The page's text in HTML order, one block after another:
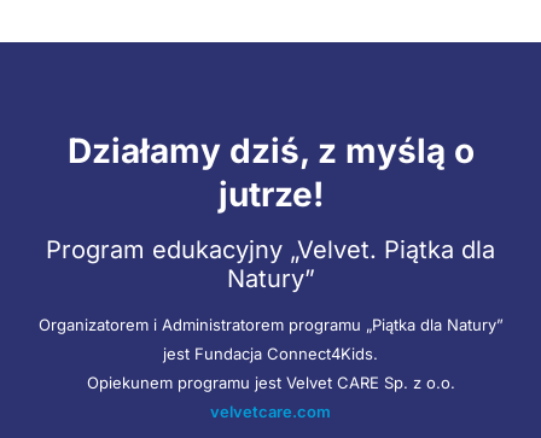
Działamy dziś, z myślą o
jutrze!
Program edukacyjny „Velvet. Piątka dla
Natury”
Organizatorem i Administratorem programu „Piątka dla Natury”
jest Fundacja Connect4Kids.
Opiekunem programu jest Velvet CARE Sp. z o.o.
velvetcare.com